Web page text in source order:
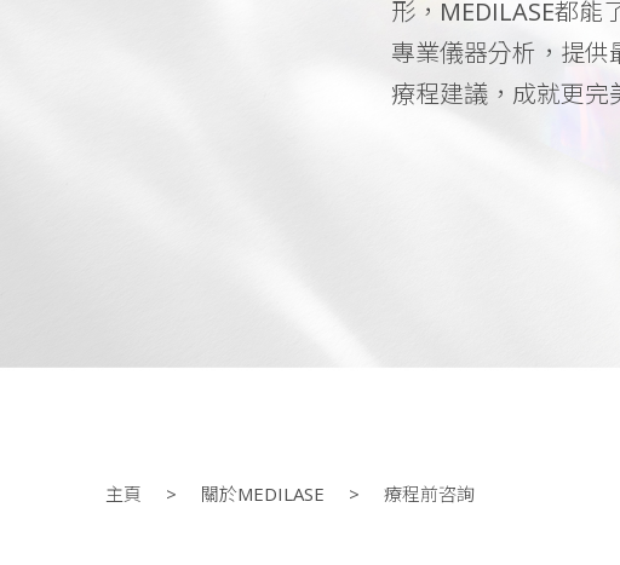
形，MEDILASE都能
專業儀器分析，提供
療程建議，成就更完
醫學美容中心｜專業香港醫美團隊 |
主頁 關於MEDILASE 療程前咨詢